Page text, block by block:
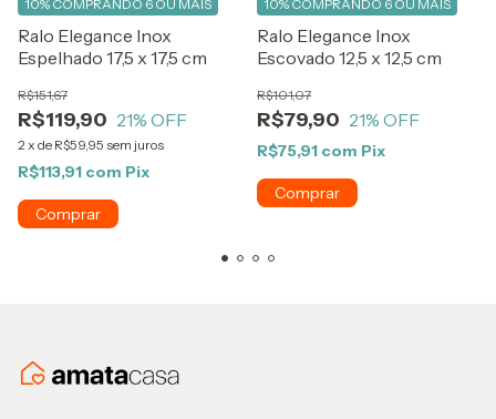
Ralo Elegance Inox
Espelhado 17,5 x 17,5 cm
R$119,90
R$151,67
21% OFF
2 x de R$59,95 sem juros
10% COMPRANDO 6 OU MAIS
R$113,91 com Pix
Ralo Elegance Inox
Escovado 12,5 x 12,5 cm
R$79,90
R$101,07
21% OFF
10% COMPRANDO 6 OU MAIS
R$75,91 com Pix